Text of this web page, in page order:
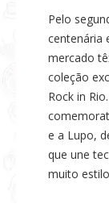
Pelo
centenária
mercado
coleção
Rock in
e a Lupo,
que une
muito